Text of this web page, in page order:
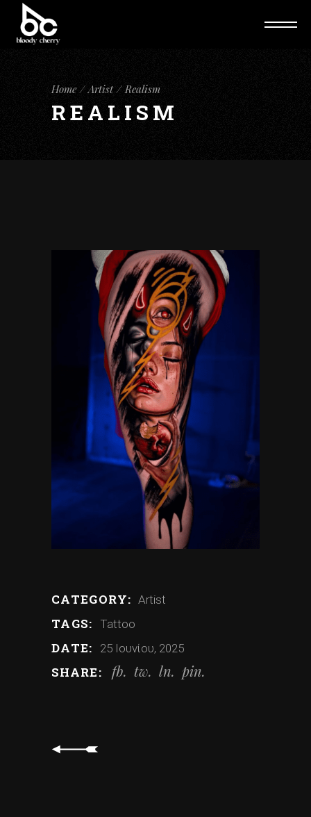
Home Artist Realism
REALISM
CATEGORY: Artist
TAGS: Tattoo
DATE: 25 Ιουνίου, 2025
SHARE: fb tw ln pin